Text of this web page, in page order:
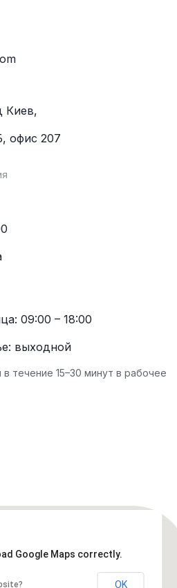
Киев,
офис 207
09:00 – 18:00
выходной
течение 15–30 минут в рабочее
Google Maps correctly.
OK